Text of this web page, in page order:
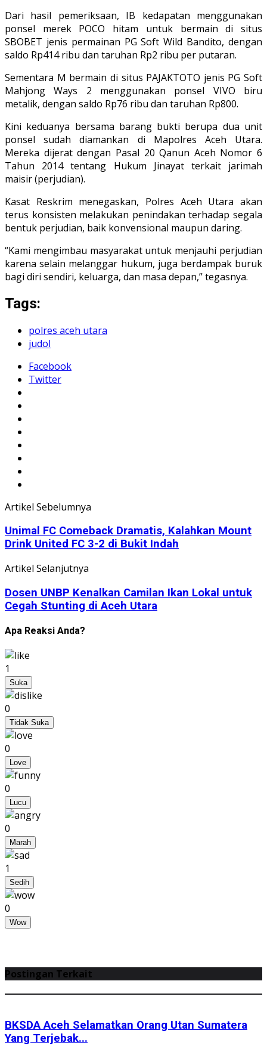
Dari hasil pemeriksaan, IB kedapatan menggunakan
ponsel merek POCO hitam untuk bermain di situs
SBOBET jenis permainan PG Soft Wild Bandito, dengan
saldo Rp414 ribu dan taruhan Rp2 ribu per putaran.
Sementara M bermain di situs PAJAKTOTO jenis PG Soft
Mahjong Ways 2 menggunakan ponsel VIVO biru
metalik, dengan saldo Rp76 ribu dan taruhan Rp800.
Kini keduanya bersama barang bukti berupa dua unit
ponsel sudah diamankan di Mapolres Aceh Utara.
Mereka dijerat dengan Pasal 20 Qanun Aceh Nomor 6
Tahun 2014 tentang Hukum Jinayat terkait jarimah
maisir (perjudian).
Kasat Reskrim menegaskan, Polres Aceh Utara akan
terus konsisten melakukan penindakan terhadap segala
bentuk perjudian, baik konvensional maupun daring.
“Kami mengimbau masyarakat untuk menjauhi perjudian
karena selain melanggar hukum, juga berdampak buruk
bagi diri sendiri, keluarga, dan masa depan,” tegasnya.
Tags:
polres aceh utara
judol
Facebook
Twitter
Artikel Sebelumnya
Unimal FC Comeback Dramatis, Kalahkan Mount
Drink United FC 3-2 di Bukit Indah
Artikel Selanjutnya
Dosen UNBP Kenalkan Camilan Ikan Lokal untuk
Cegah Stunting di Aceh Utara
Apa Reaksi Anda?
1
Suka
0
Tidak Suka
0
Love
0
Lucu
0
Marah
1
Sedih
0
Wow
Postingan Terkait
BKSDA Aceh Selamatkan Orang Utan Sumatera
Yang Terjebak...